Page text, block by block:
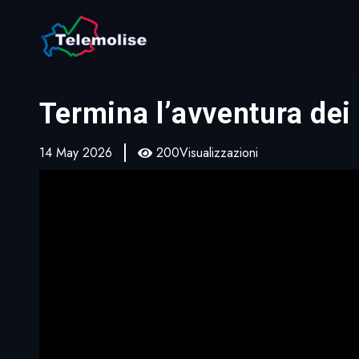
Termina l’avventura
14 May 2026 200Visualizzazioni